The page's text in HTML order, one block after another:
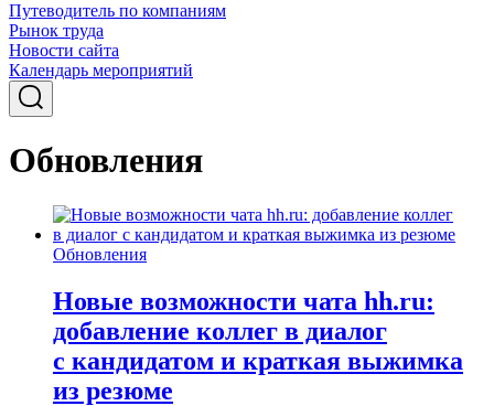
Путеводитель по компаниям
Рынок труда
Новости сайта
Календарь мероприятий
Обновления
Обновления
Новые возможности чата hh.ru:
добавление коллег в диалог
с кандидатом и краткая выжимка
из резюме